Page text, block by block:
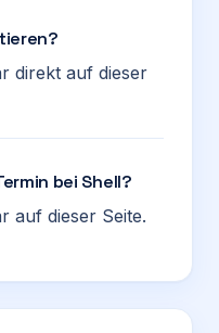
direkt auf dieser
bei Shell?
auf dieser Seite.